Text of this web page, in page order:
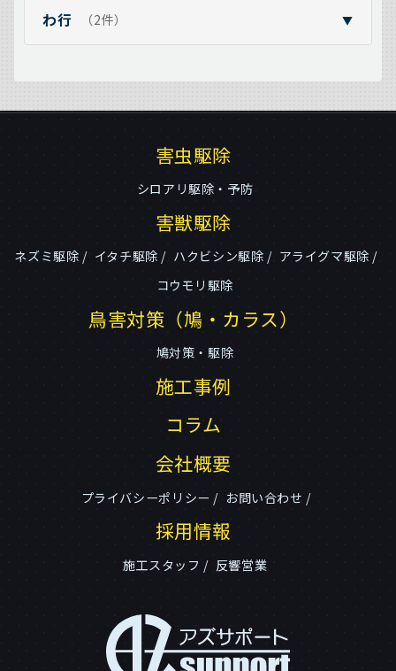
わ行 （2件） ▼
害虫駆除
シロアリ駆除・予防
害獣駆除
ネズミ駆除 イタチ駆除 ハクビシン駆除
アライグマ駆除
コウモリ駆除
鳥害対策（鳩・カラス）
鳩対策・駆除
施工事例
コラム
会社概要
プライバシーポリシー お問い合わせ
採用情報
施工スタッフ 反響営業